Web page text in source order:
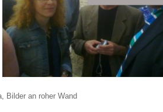
Bilder an roher Wand